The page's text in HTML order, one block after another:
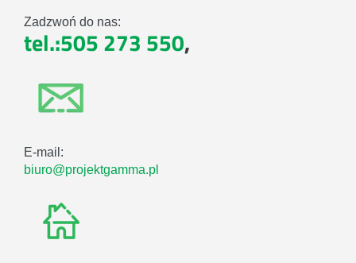
Zadzwoń do nas:
tel.:505 273 550,
E-mail:
biuro@projektgamma.pl